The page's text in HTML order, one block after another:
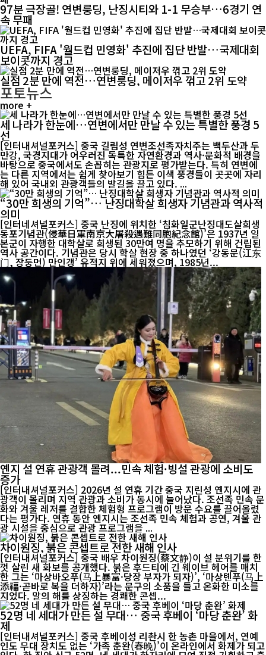
97분 극장골! 연변룽딩, 난징시티와 1-1 무승부…6경기 연
속 무패
UEFA, FIFA '월드컵 민영화' 추진에 집단 반발…국제대회
보이콧까지 경고
실점 2분 만에 역전…연변룽딩, 메이저우 꺾고 2위 도약
포토뉴스
more +
세 나라가 한눈에…연변에서만 만날 수 있는 특별한 풍경 5
선
[인터내셔널포커스] 중국 길림성 연변조선족자치주는 백두산과 두
만강, 국경지대가 어우러진 독특한 자연환경과 역사·문화적 배경을
바탕으로 중국에서도 손꼽히는 관광지로 평가받는다. 특히 연변에
는 다른 지역에서는 쉽게 찾아보기 힘든 이색 풍경들이 곳곳에 자리
해 있어 국내외 관광객들의 발길을 끌고 있다. ...
“30만 희생의 기억”… 난징대학살 희생자 기념관과 역사적
의미
[인터네셔널포커스] 중국 난징에 위치한 ‘침화일군난징대도살희생
동포기념관(侵華日軍南京大屠殺遇難同胞紀念館)’은 1937년 일
본군이 자행한 대학살로 희생된 30만여 명을 추모하기 위해 건립된
역사 공간이다. 기념관은 당시 학살 현장 중 하나였던 ‘강동문(江东
门, 장둥먼) 만인갱’ 유적지 위에 세워졌으며, 1985년...
옌지 설 연휴 관광객 몰려...민속 체험·빙설 관광에 소비도
증가
[인터내셔널포커스] 2026년 설 연휴 기간 중국 지린성 옌지시에 관
광객이 몰리며 지역 관광과 소비가 동시에 늘어났다. 조선족 민속 문
화와 겨울 레저를 결합한 체험형 프로그램이 방문 수요를 끌어올렸
다는 평가다. 연휴 동안 옌지시는 조선족 민속 체험과 공연, 겨울 관
광 시설을 중심으로 관광 프로그램을 ...
차이원징, 붉은 콘셉트로 전한 새해 인사
[인터내셔널포커스] 중국 배우 차이원징(蔡文静)이 설 분위기를 한
껏 살린 새 화보를 공개했다. 붉은 후드티에 긴 웨이브 헤어를 매치
한 그는 ‘마상바오푸(马上暴富·당장 부자가 되자)’, ‘마상톈푸(马上
添福·곧바로 복을 더하자)’라는 문구의 소품을 들고 온화한 미소를
지었다. 말의 해를 상징하는 경쾌한 콘셉...
52명 네 세대가 만든 설 무대… 중국 후베이 ‘마당 춘완’ 화
제
[인터내셔널포커스] 중국 후베이성 리촨시 한 농촌 마을에서, 연예
인도 무대 장치도 없는 ‘가족 춘완(春晚)’이 온라인에서 화제가 되고